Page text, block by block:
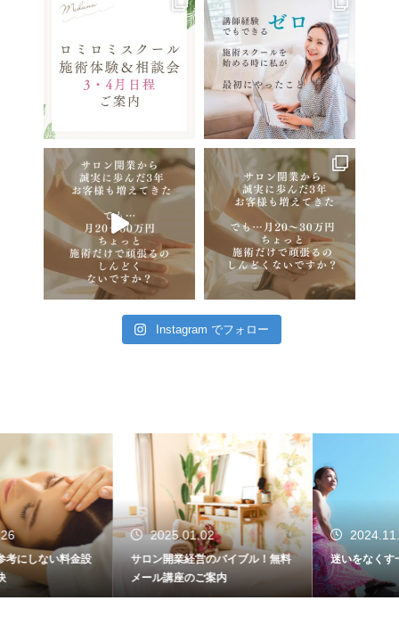
Instagram でフォロー
2025.01.02
サロン開業経営のバイブル！無料
メール講座のご案内
2024.11.08
迷いをなくす一番の方法
ロミロミサロン Instagram